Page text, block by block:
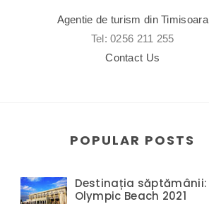
Agentie de turism din Timisoara
Tel: 0256 211 255
Contact Us
POPULAR POSTS
Destinația săptămânii:
Olympic Beach 2021